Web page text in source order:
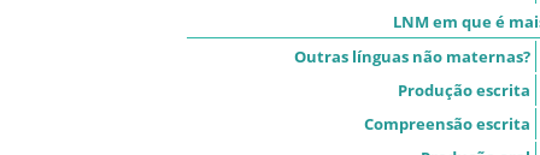
LNM em que é
Outras línguas não maternas?
Produção escrita
Compreensão escrita